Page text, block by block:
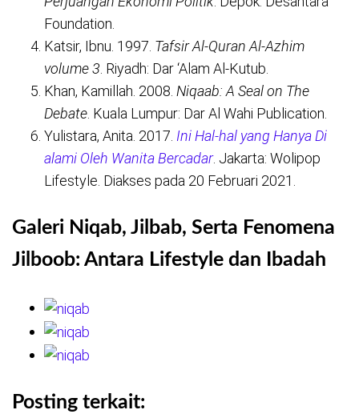
Foundation.
Katsir, Ibnu. 1997. Tafsir Al-Quran Al-Azhim
volume 3. Riyadh: Dar ‘Alam Al-Kutub.
Khan, Kamillah. 2008. Niqaab: A Seal on The
Debate. Kuala Lumpur: Dar Al Wahi Publication.
Yulistara, Anita. 2017. Ini Hal-hal yang Hanya Di
alami Oleh Wanita Bercadar. Jakarta: Wolipop
Lifestyle. Diakses pada 20 Februari 2021.
Galeri Niqab, Jilbab, Serta Fenomena
Jilboob: Antara Lifestyle dan Ibadah
Posting terkait: